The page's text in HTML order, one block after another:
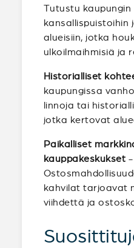
Tutustu kaupungin
kansallispuistoihin
alueisiin, jotka
ulkoilmaihmisiä ja
Historialliset
kaupungissa
linnoja tai
jotka kertovat
Paikalliset
kauppakeskukset -
kahvilat tarjoavat
viihdettä ja